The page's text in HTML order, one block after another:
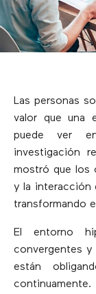
Las personas
valor que una
puede ver
investigación
mostró que los
y la interacción
transformando
El entorno
convergentes
están
continuamente.